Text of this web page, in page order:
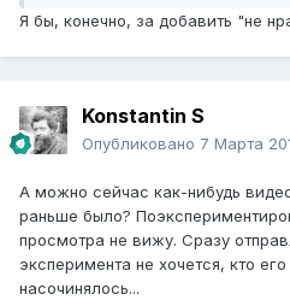
Я бы, конечно, за добавить "не
Konstantin S
Опубликовано 7 Марта
А можно сейчас как-нибудь
раньше было?
просмотра не вижу. Сразу
эксперимента не хочется, кто
насочинялось...